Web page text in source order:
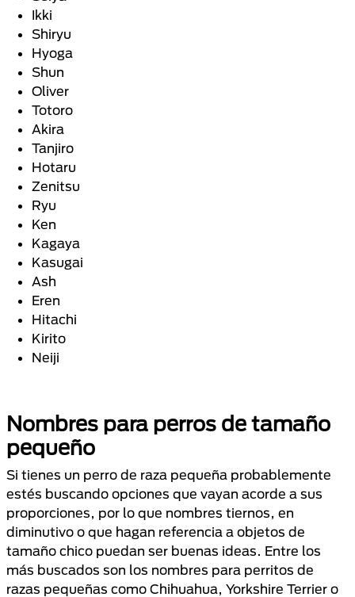
Ikki
Shiryu
Hyoga
Shun
Oliver
Totoro
Akira
Tanjiro
Hotaru
Zenitsu
Ryu
Ken
Kagaya
Kasugai
Ash
Eren
Hitachi
Kirito
Neiji
Nombres para perros de tamaño
pequeño
Si tienes un perro de raza pequeña probablemente
estés buscando opciones que vayan acorde a sus
proporciones, por lo que nombres tiernos, en
diminutivo o que hagan referencia a objetos de
tamaño chico puedan ser buenas ideas. Entre los
más buscados son los nombres para perritos de
razas pequeñas como Chihuahua, Yorkshire Terrier o